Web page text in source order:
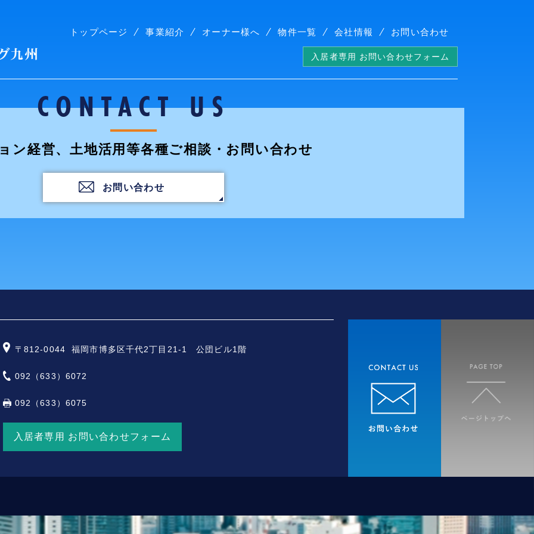
株式会社コープリビング九州
トップページ 事業紹介 オーナー様へ 物件一覧 会社情報 お問い合わせ
入居者専用 お問い合わせフォーム
CONTACT US
ン経営、土地活用等各種ご相談・お問い合わせ
お問い合わせ
〒812-0044 福岡市博多区千代2丁目21-1 公団ビル1階
092（633）6072
092（633）6075
入居者専用 お問い合わせフォーム